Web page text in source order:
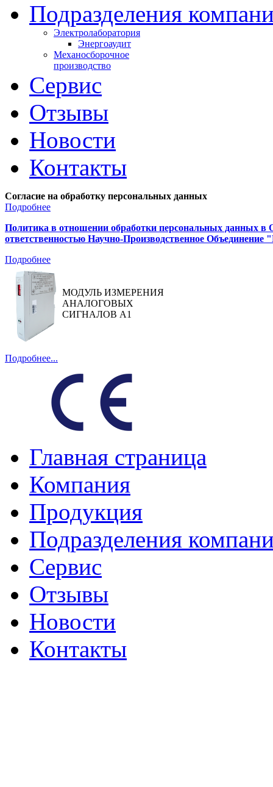
Подразделения
Электролаборатория
Энергоаудит
Механосборочное
производство
Сервис
Отзывы
Новости
Контакты
Согласие на обработку персональных данных
Подробнее
Политика в отношении обработки персональных данных в
ответственностью Научно-Производственное
Подробнее
МОДУЛЬ ИЗМЕРЕНИЯ
АНАЛОГОВЫХ
СИГНАЛОВ А1
Подробнее...
Главная страница
Компания
Продукция
Подразделения
Сервис
Отзывы
Новости
Контакты